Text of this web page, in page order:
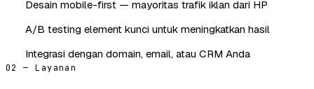
Desain mobile-first — mayoritas trafik iklan dari HP
A/B testing element kunci untuk meningkatkan hasil
Integrasi dengan domain, email, atau CRM Anda
02 — Layanan